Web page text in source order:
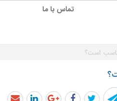
تماس با ما
است؟